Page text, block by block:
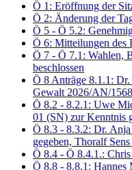
Ö 1: Eröffnung der
Ö 2: Änderung der
Ö 5 - Ö 5.2:
Ö 6: Mitteilungen des
Ö 7 - Ö 7.1: Wahlen,
beschlossen
Ö 8 Anträge 8.1.1:
Gewalt 2026/AN/
Ö 8.2 - 8.2.1: Uwe
01 (SN) zur Kenntnis
Ö 8.3 - 8.3.2: Dr.
gegeben, Thoralf
Ö 8.4 - Ö 8.4.1.:
Ö 8.8 - 8.8.1: Hannes